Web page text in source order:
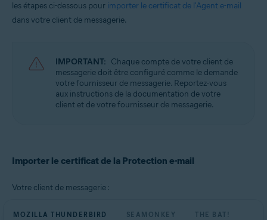
les étapes ci-dessous pour importer le certificat de l'Agent e-mail
dans votre client de messagerie.
IMPORTANT: Chaque compte de votre client de
messagerie doit être configuré comme le demande
votre fournisseur de messagerie. Reportez-vous
aux instructions de la documentation de votre
client et de votre fournisseur de messagerie.
Importer le certificat de la Protection e-mail
Votre client de messagerie :
MOZILLA THUNDERBIRD SEAMONKEY THE BAT!